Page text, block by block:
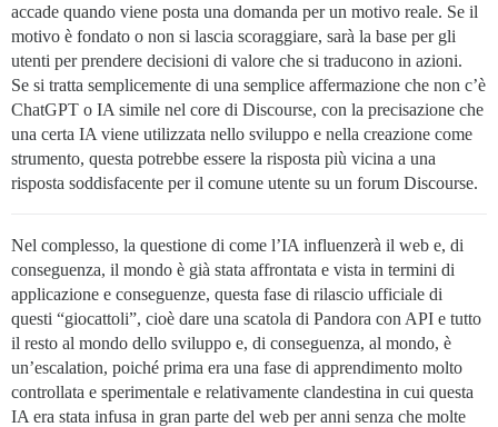
accade quando viene posta una domanda per un motivo reale. Se il
motivo è fondato o non si lascia scoraggiare, sarà la base per gli
utenti per prendere decisioni di valore che si traducono in azioni.
Se si tratta semplicemente di una semplice affermazione che non c’è
ChatGPT o IA simile nel core di Discourse, con la precisazione che
una certa IA viene utilizzata nello sviluppo e nella creazione come
strumento, questa potrebbe essere la risposta più vicina a una
risposta soddisfacente per il comune utente su un forum Discourse.
Nel complesso, la questione di come l’IA influenzerà il web e, di
conseguenza, il mondo è già stata affrontata e vista in termini di
applicazione e conseguenze, questa fase di rilascio ufficiale di
questi “giocattoli”, cioè dare una scatola di Pandora con API e tutto
il resto al mondo dello sviluppo e, di conseguenza, al mondo, è
un’escalation, poiché prima era una fase di apprendimento molto
controllata e sperimentale e relativamente clandestina in cui questa
IA era stata infusa in gran parte del web per anni senza che molte